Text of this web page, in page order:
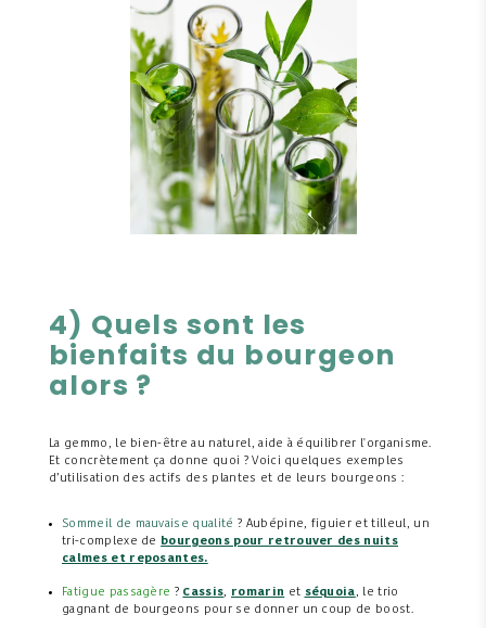
4) Quels sont les
bienfaits du bourgeon
alors ?
La gemmo, le bien-être au naturel, aide à équilibrer l'organisme.
Et concrètement ça donne quoi ? Voici quelques exemples
d’utilisation des actifs des plantes et de leurs bourgeons :
Sommeil de mauvaise qualité ? Aubépine, figuier et tilleul, un
tri-complexe de bourgeons pour retrouver des nuits
calmes et reposantes.
Fatigue passagère ? Cassis, romarin et séquoia, le trio
gagnant de bourgeons pour se donner un coup de boost.